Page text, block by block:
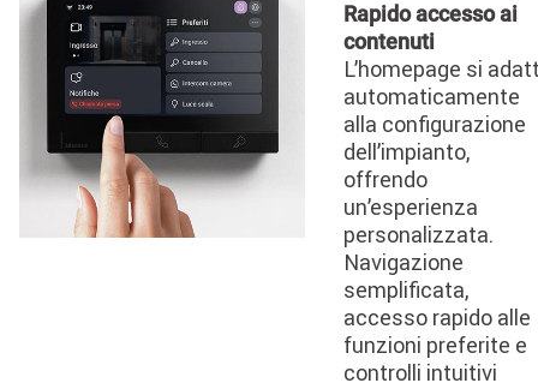
Rapido accesso ai
contenuti
L’homepage si
automaticamente
alla configurazione
dell’impianto,
offrendo
un’esperienza
personalizzata.
Navigazione
semplificata,
accesso rapido alle
funzioni preferite e
controlli intuitivi